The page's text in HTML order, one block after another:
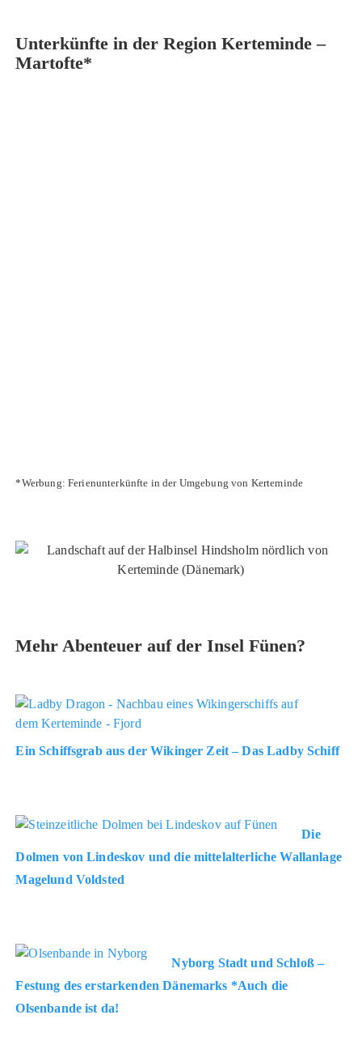
Unterkünfte in der Region Kerteminde –
Martofte*
*Werbung: Ferienunterkünfte in der Umgebung von Kerteminde
Mehr Abenteuer auf der Insel Fünen?
Ein Schiffsgrab aus der Wikinger Zeit – Das Ladby Schiff
Die
Dolmen von Lindeskov und die mittelalterliche Wallanlage
Magelund Voldsted
Nyborg Stadt und Schloß –
Festung des erstarkenden Dänemarks *Auch die
Olsenbande ist da!